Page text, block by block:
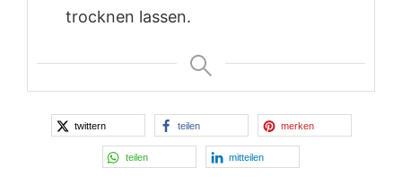
trocknen lassen.
twittern teilen merken
teilen mitteilen